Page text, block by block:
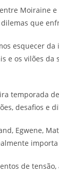
Moiraine
que
esquecer
e os vilões da
temporada de
desafios e
Egwene,
importa
de